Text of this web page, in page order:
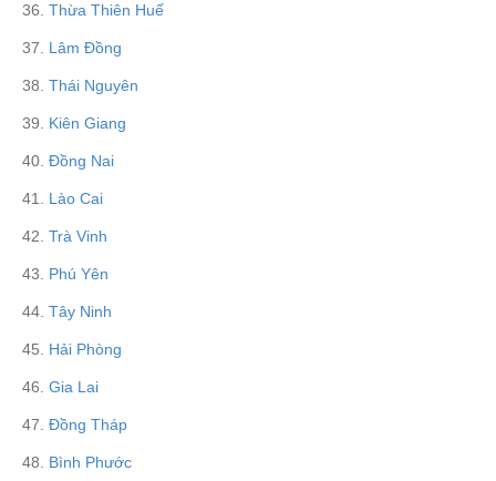
36. Thừa Thiên Huế
37. Lâm Đồng
38. Thái Nguyên
39. Kiên Giang
40. Đồng Nai
41. Lào Cai
42. Trà Vinh
43. Phú Yên
44. Tây Ninh
45. Hải Phòng
46. Gia Lai
47. Đồng Tháp
48. Bình Phước